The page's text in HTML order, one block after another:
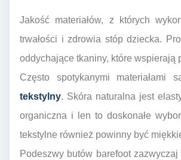
Jakość materiałów, z których
trwałości i zdrowia stóp dziecka.
oddychające tkaniny, które wspierają
Często spotykanymi materiałami
tekstylny. Skóra naturalna jest
organiczna i len to doskonałe
tekstylne również powinny być
Podeszwy butów barefoot